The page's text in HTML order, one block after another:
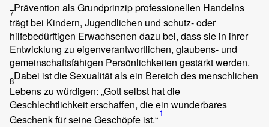
7Prävention als Grundprinzip professionellen Handelns
trägt bei Kindern, Jugendlichen und schutz- oder
hilfebedürftigen Erwachsenen dazu bei, dass sie in ihrer
Entwicklung zu eigenverantwortlichen, glaubens- und
gemeinschaftsfähigen Persönlichkeiten gestärkt werden.
8Dabei ist die Sexualität als ein Bereich des menschlichen
Lebens zu würdigen: „Gott selbst hat die
Geschlechtlichkeit erschaffen, die ein wunderbares
Geschenk für seine Geschöpfe ist.“1